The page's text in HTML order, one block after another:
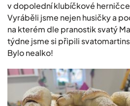
v dopolední klubíčkové
Vyráběli jsme nejen husičky a
na kterém dle pranostik svatý
týdne jsme si připili
Bylo nealko!